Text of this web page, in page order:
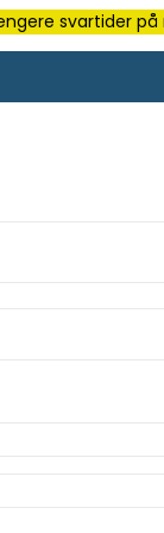
svartider på